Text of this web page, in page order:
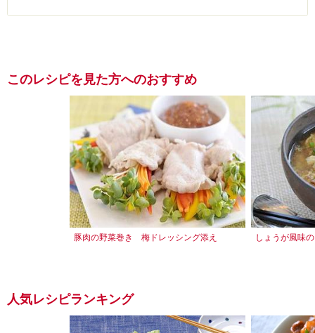
このレシピを見た方へのおすすめ
豚肉の野菜巻き 梅ドレッシング添え しょうが風味
人気レシピランキング